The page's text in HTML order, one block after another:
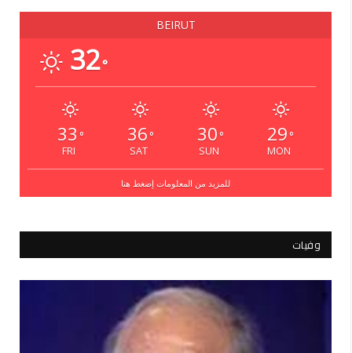
BEIRUT
32°
33 °
FRI
36 °
SAT
30 °
SUN
29 °
MON
للمزيد من المعلومات إضغط هنا
وفيات